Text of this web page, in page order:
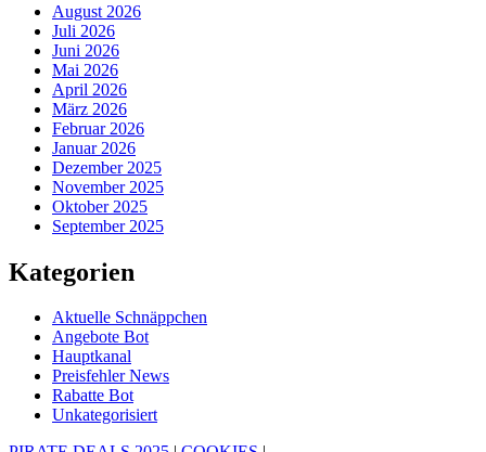
August 2026
Juli 2026
Juni 2026
Mai 2026
April 2026
März 2026
Februar 2026
Januar 2026
Dezember 2025
November 2025
Oktober 2025
September 2025
Kategorien
Aktuelle Schnäppchen
Angebote Bot
Hauptkanal
Preisfehler News
Rabatte Bot
Unkategorisiert